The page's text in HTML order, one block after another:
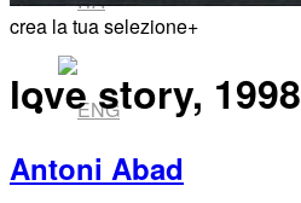
crea la tua selezione+
love story, 1998
Antoni Abad